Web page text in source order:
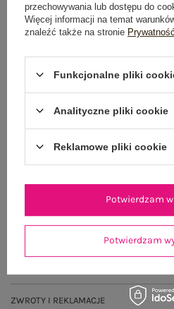
Dostawaod 7,99 zł
Wysyłka wponiedziałek
OPIS PRODUKTU
ZWROTY I REKLAMACJE
przechowywania lub dostępu do
Więcej informacji na temat
znaleźć także na stronie
Funkcjonalne pliki
Analityczne pliki cookie
Reklamowe pliki cookie
Potwierdzam
Potwierdzam